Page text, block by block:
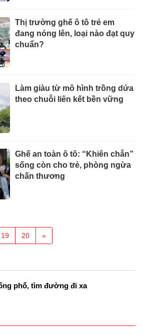
Thị trường ghế ô tô trẻ em
đang nóng lên, loại nào đạt quy
chuẩn?
Làm giàu từ mô hình trồng dứa
theo chuỗi liên kết bền vững
Ghế an toàn ô tô: “Khiên chắn”
sống còn cho trẻ, phòng ngừa
chấn thương
19 20 »
phố, tìm đường đi xa